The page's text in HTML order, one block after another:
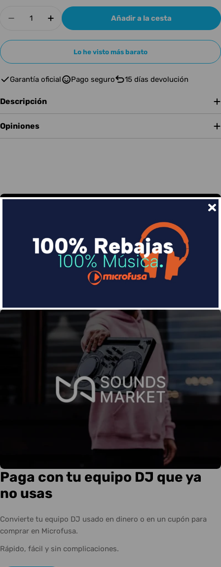
Disminuir cantidad para AMPEG FUNDA
Aumentar cantidad para AMPEG
Añadir a la cesta
Lo he visto más barato
Garantía oficial Pago seguro 15 días devolución
Descripción
Opiniones
Divide en 3 sin coste o hasta en 18 meses por una
pequeña cuota al mes con Sequra
Más info
Paga con tu equipo DJ que ya
no usas
Convierte tu equipo DJ usado en dinero o en un cupón para
comprar en Microfusa.
Rápido, fácil y sin complicaciones.